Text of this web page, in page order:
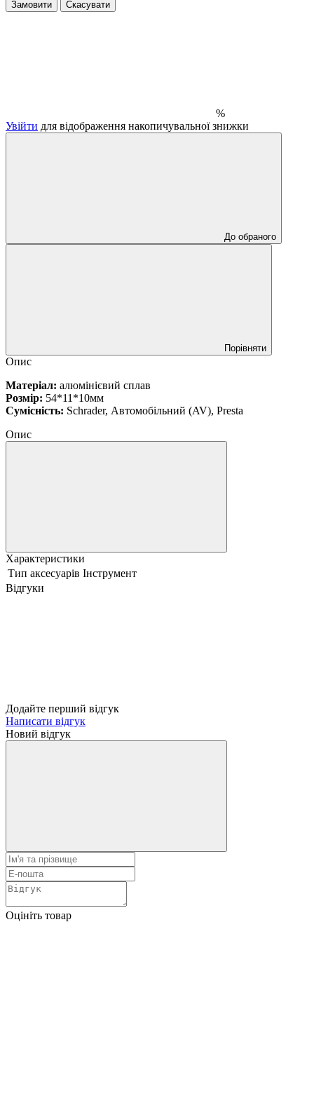
Замовити Скасувати
%
Увійти для відображення накопичувальної знижки
До обраного
Порівняти
Опис
Матеріал: алюмінієвий сплав
Розмір: 54*11*10мм
Сумісність: Schrader, Автомобільний (AV), Presta
Опис
Характеристики
Тип аксесуарів Інструмент
Відгуки
Додайте перший відгук
Написати відгук
Новий відгук
Оцініть товар